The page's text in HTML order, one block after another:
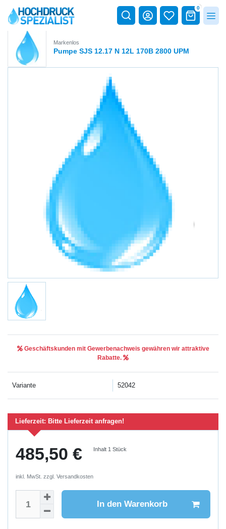
0
Markenlos
Pumpe SJS 12.17 N 12L 170B 2800 UPM
Geschäftskunden mit Gewerbenachweis gewähren wir attraktive
Rabatte.
Variante 52042
Lieferzeit: Bitte Lieferzeit anfragen!
485,50 € Inhalt 1Stück
inkl. MwSt. zzgl. Versandkosten
In den Warenkorb